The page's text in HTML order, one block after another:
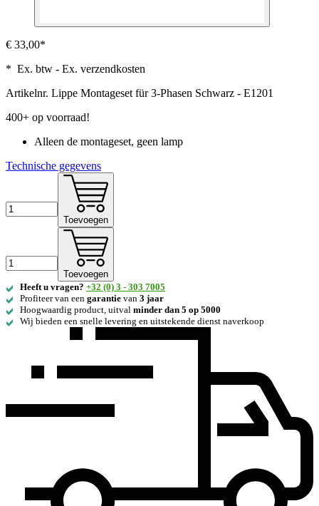
€ 33,00*
* Ex. btw - Ex. verzendkosten
Artikelnr. Lippe Montageset für 3-Phasen Schwarz - E1201
400+ op voorraad!
Alleen de montageset, geen lamp
Technische gegevens
Toevoegen
Toevoegen
Heeft u vragen? +32 (0) 3 - 303 7005
Profiteer van een garantie van 3 jaar
Hoogwaardig product, uitval minder dan 5 op 5000
Wij bieden een snelle levering en uitstekende dienst naverkoop